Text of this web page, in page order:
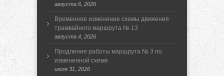
августа 6, 2026
Временное изменение схемы движения
трамвайного маршрута № 13
августа 4, 2026
Продление работы маршрута № 3 по
измененной схеме
июля 31, 2026